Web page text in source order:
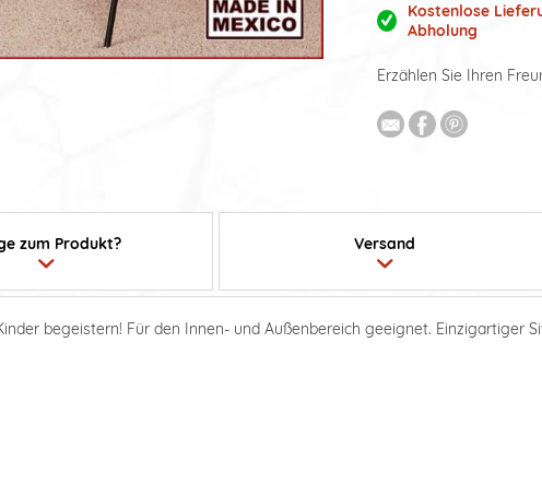
Kostenlose
Abholung
Erzählen Sie Ihren
zum Produkt? Versand
begeistern! Für den Innen- und Außenbereich geeignet. Einzigartiger